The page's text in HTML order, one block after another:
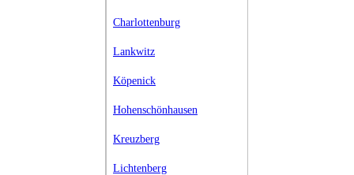
Charlottenburg
Lankwitz
Köpenick
Hohenschönhausen
Kreuzberg
Lichtenberg